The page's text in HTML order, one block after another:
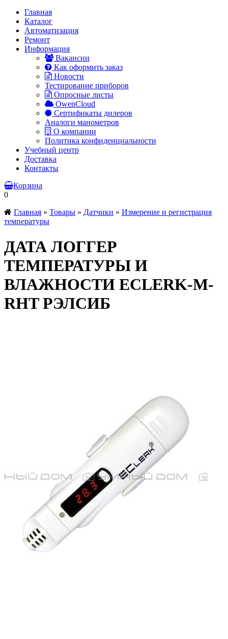
Главная
Каталог
Автоматизация
Ремонт
Информация
Вакансии
Как оформить заказ
Новости
Тестирование приборов
Опросные листы
OwenCloud
Сертификаты дилеров
Аналоги манометров
О компании
Политика конфиденциальности
Учебный центр
Доставка
Контакты
Корзина
0
Главная » Товары » Датчики » Измерение и регистрация
температуры
ДАТА ЛОГГЕР
ТЕМПЕРАТУРЫ И
ВЛАЖНОСТИ ECLERK-M-
RHT РЭЛСИБ